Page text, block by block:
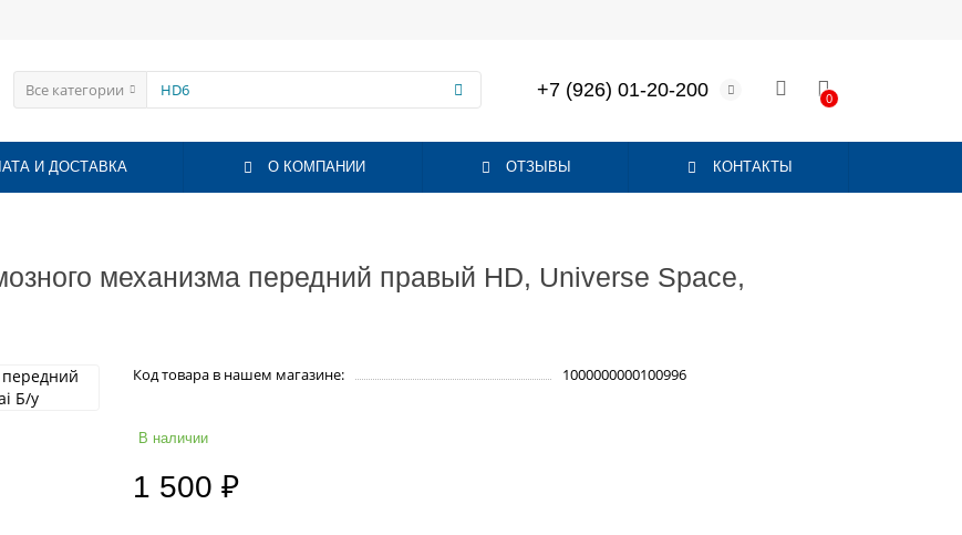
Все категории +7 (926) 01-20-200 0
И ДОСТАВКА О КОМПАНИИ ОТЗЫВЫ КОНТАКТЫ
механизма передний правый HD, Universe Space,
Код товара в нашем магазине: 1000000000100996
В наличии
1 500 ₽